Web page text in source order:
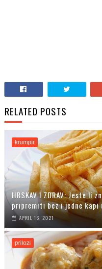
RELATED POSTS
krumpir
HRSKAV I ZDRAV: Jeste li
pripremiti bez i jedne kapi
APRIL 16, 2021
prilozi